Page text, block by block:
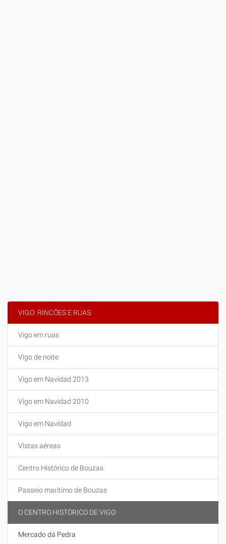
VIGO: RINCÕES E RUAS
Vigo em ruas
Vigo de noite
Vigo em Navidad 2013
Vigo em Navidad 2010
Vigo em Navidad
Vistas aéreas
Centro Histórico de Bouzas
Passeio marítimo de Bouzas
O CENTRO HISTÓRICO DE VIGO
Mercado dá Pedra